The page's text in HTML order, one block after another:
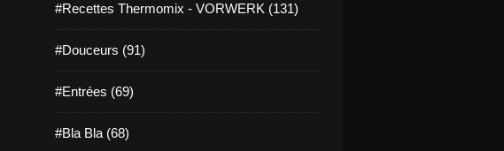
#Recettes Thermomix - VORWERK (131)
#Douceurs (91)
#Entrées (69)
#Bla Bla (68)